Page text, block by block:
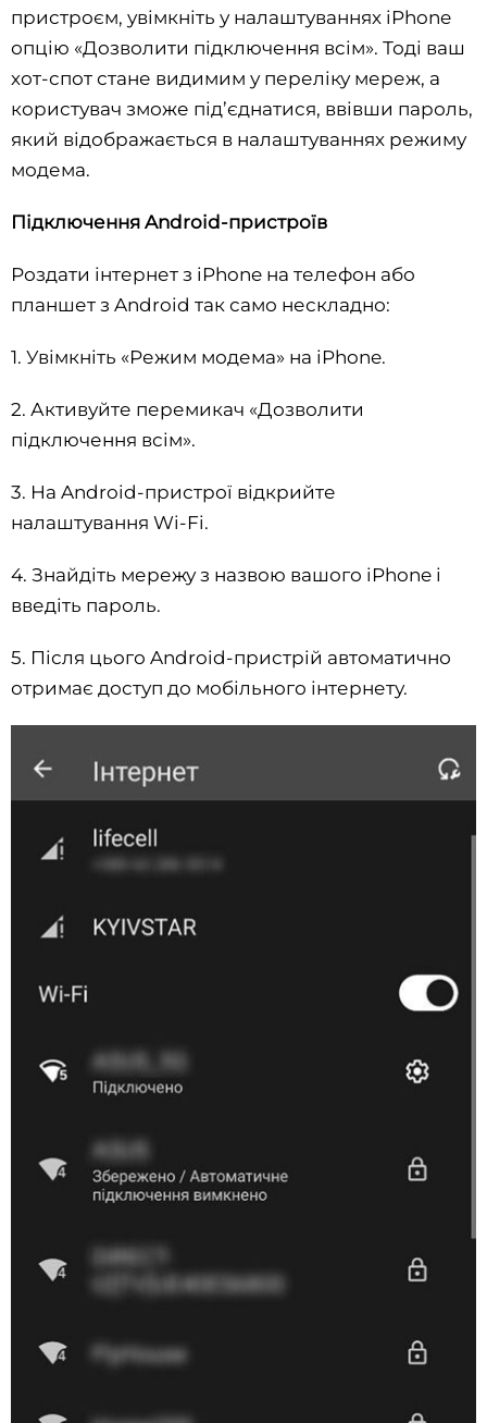
пристроєм, увімкніть у налаштуваннях iPhone
опцію «Дозволити підключення всім». Тоді ваш
хот-спот стане видимим у переліку мереж, а
користувач зможе під’єднатися, ввівши пароль,
який відображається в налаштуваннях режиму
модема.
Підключення Android-пристроїв
Роздати інтернет з iPhone на телефон або
планшет з Android так само нескладно:
1. Увімкніть «Режим модема» на iPhone.
2. Активуйте перемикач «Дозволити
підключення всім».
3. На Android-пристрої відкрийте
налаштування Wi-Fi.
4. Знайдіть мережу з назвою вашого iPhone і
введіть пароль.
5. Після цього Android-пристрій автоматично
отримає доступ до мобільного інтернету.